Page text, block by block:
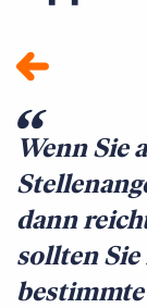
Wenn Sie
dann
sollten